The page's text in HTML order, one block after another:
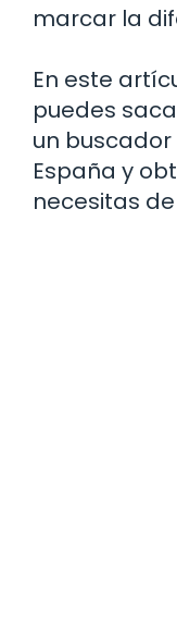
marcar la
En este
puedes
un
España y
necesitas